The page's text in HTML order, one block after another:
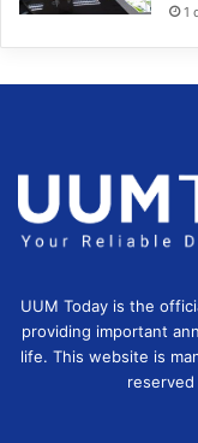
1
UUM Today is the
providing important
life. This website is
reserved